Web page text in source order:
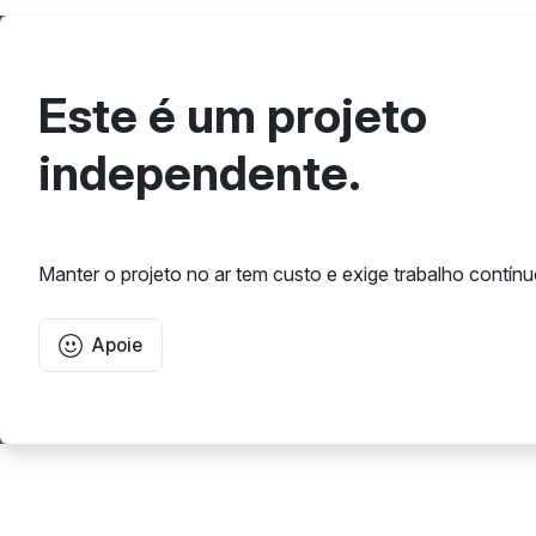
Este é um projeto
independente.
Manter o projeto no ar tem custo e exige trabalho
Apoie